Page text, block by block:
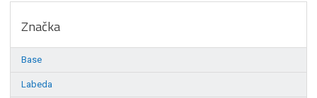
Značka
Base
Labeda